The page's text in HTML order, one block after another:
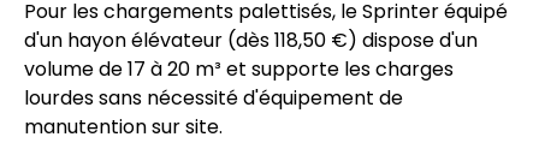
Pour les chargements palettisés, le Sprinter équipé
d'un hayon élévateur (dès 118,50 €) dispose d'un
volume de 17 à 20 m³ et supporte les charges
lourdes sans nécessité d'équipement de
manutention sur site.